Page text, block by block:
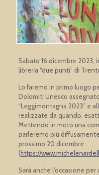
Sabato 16 dicembre 2023,
libreria “due punti” di
Lo faremo in primo luogo
Dolomiti Unesco
“Leggimontagna 2023” e
realizzate da quando,
Mettendo in moto una
parleremo più
prossimo 20 dicembre
(https://
Sarà anche l’occasione